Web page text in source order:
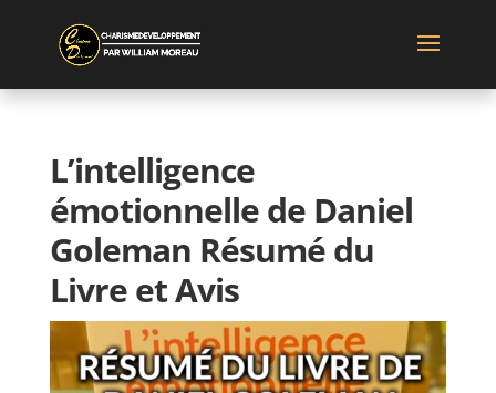
L’intelligence
émotionnelle de Daniel
Goleman Résumé du
Livre et Avis